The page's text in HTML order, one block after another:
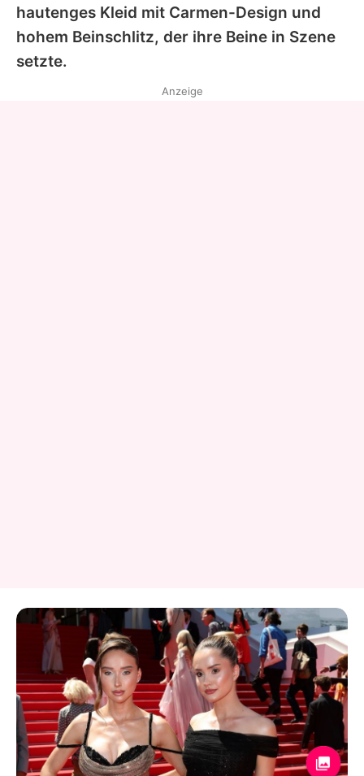
Utiq verwalten
hautenges Kleid mit Carmen-Design und
hohem Beinschlitz, der ihre Beine in Szene
setzte.
Anzeige